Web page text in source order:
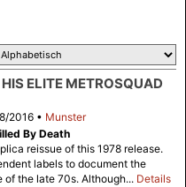
ELITE METROSQUAD
2016
Munster
By Death
reissue of this 1978 release.
labels to document the
of the late 70s. Although... Details